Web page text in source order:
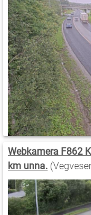
Webkamera F862
km unna.